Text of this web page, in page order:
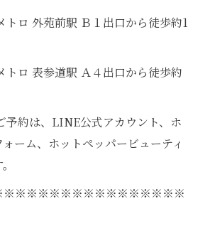
ロ 外苑前駅 Ｂ１出口から徒歩約1
ロ 表参道駅 Ａ４出口から徒歩約
約は、LINE公式アカウント、ホ
ーム、ホットペッパービューティ